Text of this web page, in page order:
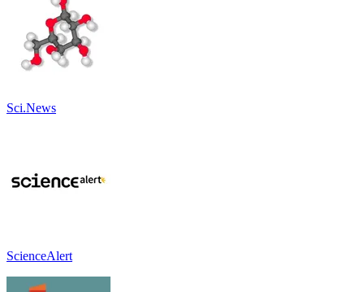
Sci.News
ScienceAlert